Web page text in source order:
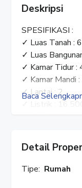
Deskripsi
SPESIFIKASI :
✓ Luas Tanah :
✓ Luas
✓ Kamar Tidur :
✓ Kamar Mandi
✓ Lantai : 2
✓ Listrik :
✓ Furnish : Full
✓ Ada Kolam
✓ Harga : Rp. 22
Baca
Detail
Tipe: Rumah